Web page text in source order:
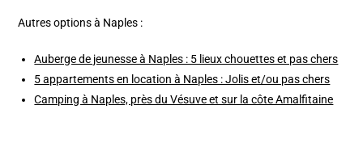
Autres options à Naples :
Auberge de jeunesse à Naples : 5 lieux chouettes et pas chers
5 appartements en location à Naples : Jolis et/ou pas chers
Camping à Naples, près du Vésuve et sur la côte Amalfitaine